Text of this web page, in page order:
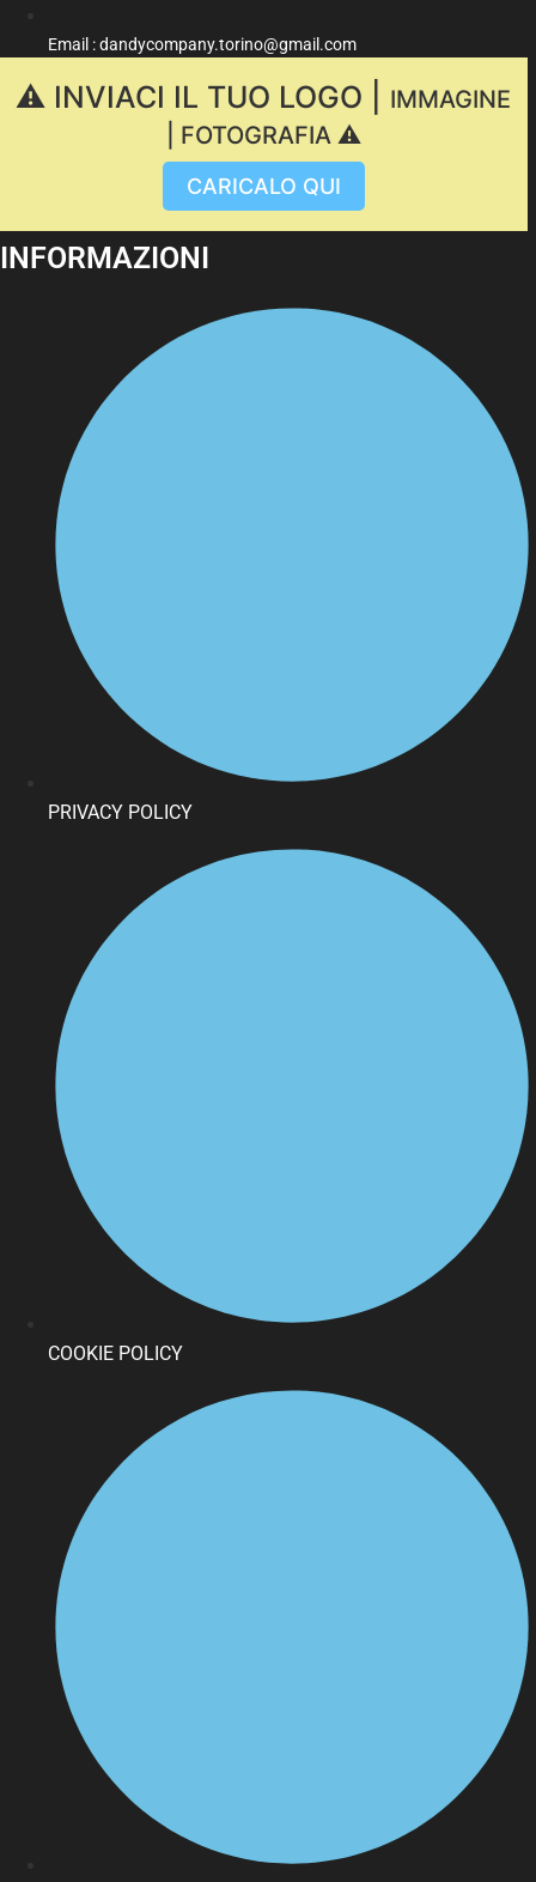
Email : dandycompany.torino@gmail.com
⚠️ INVIACI IL TUO LOGO |
IMMAGINE
| FOTOGRAFIA ⚠️
CARICALO QUI
INFORMAZIONI
PRIVACY POLICY
COOKIE POLICY